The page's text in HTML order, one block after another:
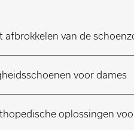
afbrokkelen van de
voor dames
oplossingen